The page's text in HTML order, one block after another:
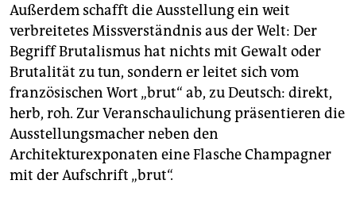
Außerdem schafft die Ausstellung ein weit
verbreitetes Missverständnis aus der Welt: Der
Begriff Brutalismus hat nichts mit Gewalt oder
Brutalität zu tun, sondern er leitet sich vom
französischen Wort „brut“ ab, zu Deutsch: direkt,
herb, roh. Zur Veranschaulichung präsentieren die
Ausstellungsmacher neben den
Architekturexponaten eine Flasche Champagner
mit der Aufschrift „brut“.